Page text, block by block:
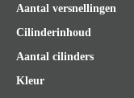
Aantal versnellingen
Cilinderinhoud
Aantal cilinders
Kleur